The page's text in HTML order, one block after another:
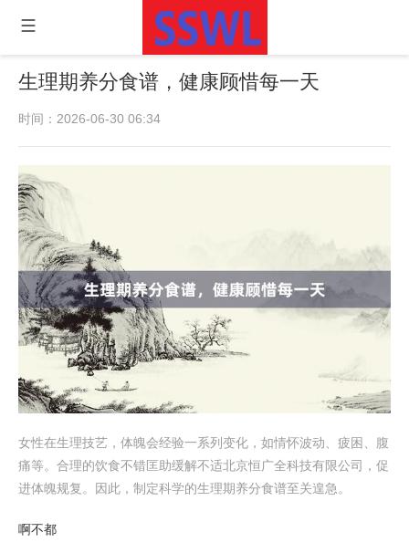
生理期养分食谱，健康顾惜每一天
时间：2026-06-30 06:34
女性在生理技艺，体魄会经验一系列变化，如情怀波动、疲困、腹
痛等。合理的饮食不错匡助缓解不适北京恒广全科技有限公司，促
进体魄规复。因此，制定科学的生理期养分食谱至关遑急。
啊不都